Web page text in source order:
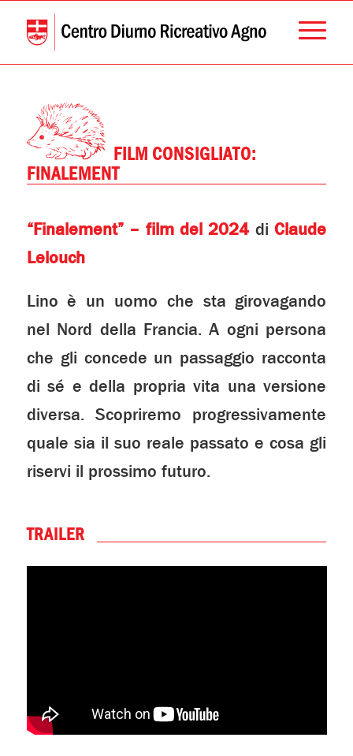
FILM CONSIGLIATO:
FINALEMENT
“Finalement” – film del 2024 diClaude
Lelouch
Lino è un uomo che sta girovagando
nel Nord della Francia. A ogni persona
che gli concede un passaggio racconta
di sé e della propria vita una versione
diversa. Scopriremo progressivamente
quale sia il suo reale passato e cosa gli
riservi il prossimo futuro.
TRAILER